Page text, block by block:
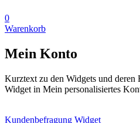
0
Warenkorb
Mein Konto
Kurztext zu den Widgets und deren
Widget in Mein personalisiertes
Kundenbefragung Widget